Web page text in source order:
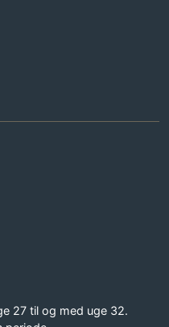
27 til og med uge 32.